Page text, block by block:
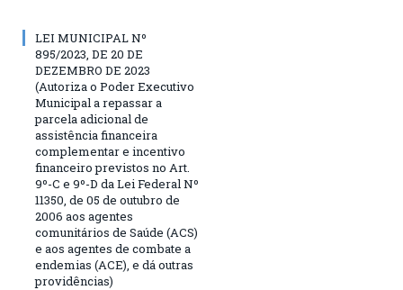
LEI MUNICIPAL Nº
895/2023, DE 20 DE
DEZEMBRO DE 2023
(Autoriza o Poder Executivo
Municipal a repassar a
parcela adicional de
assistência financeira
complementar e incentivo
financeiro previstos no Art.
9º-C e 9º-D da Lei Federal Nº
11350, de 05 de outubro de
2006 aos agentes
comunitários de Saúde (ACS)
e aos agentes de combate a
endemias (ACE), e dá outras
providências)